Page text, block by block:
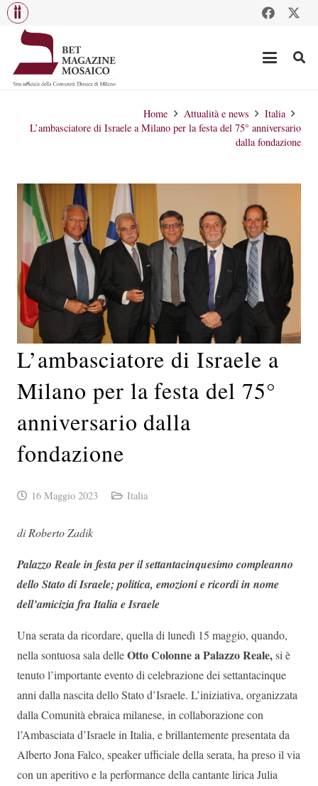
Home Attualità e news
Italia
L’ambasciatore di Israele a Milano per la festa del 75° anniversario
dalla fondazione
L’ambasciatore di Israele a
Milano per la festa del 75°
anniversario dalla
fondazione
16 Maggio 2023 Italia
di Roberto Zadik
Palazzo Reale in festa per il settantacinquesimo compleanno
dello Stato di Israele; politica, emozioni e ricordi in nome
dell’amicizia fra Italia e Israele
Una serata da ricordare, quella di lunedì 15 maggio, quando,
nella sontuosa sala delleOtto Colonne a Palazzo Reale,si è
tenuto l’importante evento di celebrazione dei settantacinque
anni dalla nascita dello Stato d’Israele. L’iniziativa, organizzata
dalla Comunità ebraica milanese, in collaborazione con
l’Ambasciata d’Israele in Italia, e brillantemente presentata da
Alberto Jona Falco, speaker ufficiale della serata, ha preso il via
con un aperitivo e la performance della cantante lirica Julia